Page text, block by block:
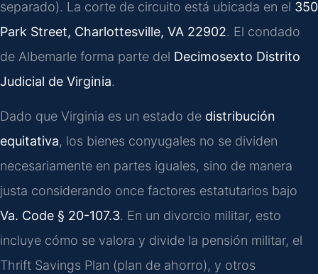
separado). La corte de circuito está ubicada en el 350
Park Street, Charlottesville, VA 22902. El condado
de Albemarle forma parte del Decimosexto Distrito
Judicial de Virginia.
Dado que Virginia es un estado de distribución
equitativa, los bienes conyugales no se dividen
necesariamente en partes iguales, sino de manera
justa considerando once factores estatutarios bajo
Va. Code § 20-107.3. En un divorcio militar, esto
incluye cómo se valora y divide la pensión militar, el
Thrift Savings Plan (plan de ahorro), y otros